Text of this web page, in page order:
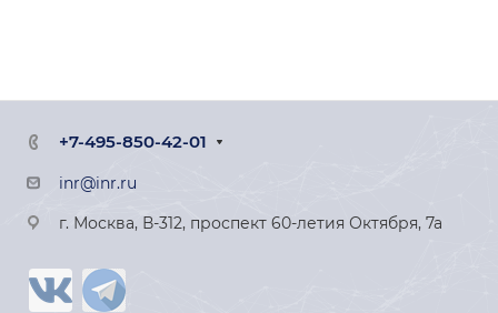
+7-495-850-42-01
inr@inr.ru
г. Москва, В-312, проспект 60-летия Октября, 7а